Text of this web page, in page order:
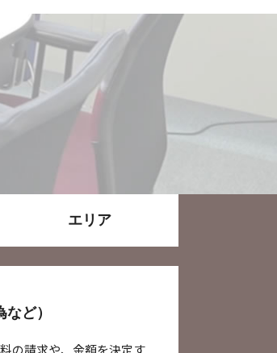
エリア
ど）
の請求や、金額を決定す